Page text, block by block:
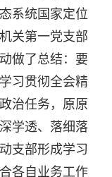
系统国家定位
关第一党支部
做了总结：要
习贯彻全会精
治任务，原原
学透、落细落
支部形成学习
各自业务工作